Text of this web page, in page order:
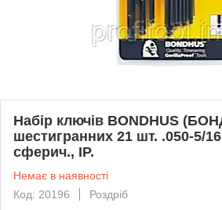
Набір ключів BONDHUS
шестигранних 21 шт. .050-5/
сферич., ІP.
Немає в наявності
Код: 20196
Роздріб